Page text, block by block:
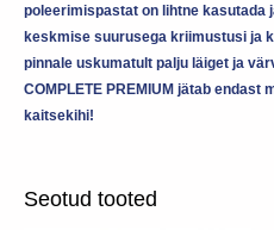
poleerimispastat on lihtne kasutada
keskmise suurusega kriimustusi ja
pinnale uskumatult palju läiget ja
COMPLETE PREMIUM jätab
kaitsekihi!
Seotud tooted